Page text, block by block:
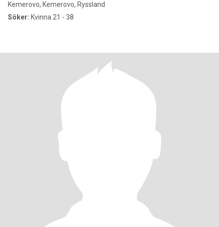
Kemerovo, Kemerovo, Ryssland
Söker: Kvinna 21 - 38